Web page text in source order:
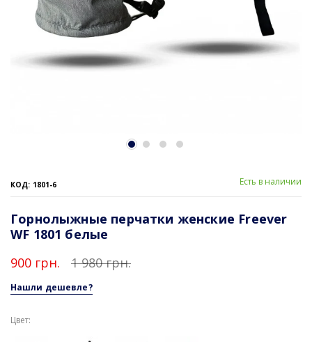
КОД: 1801-6 Есть в наличии
Горнолыжные перчатки женские Freever
WF 1801 белые
900 грн.
1 980 грн.
Нашли дешевле?
Цвет: